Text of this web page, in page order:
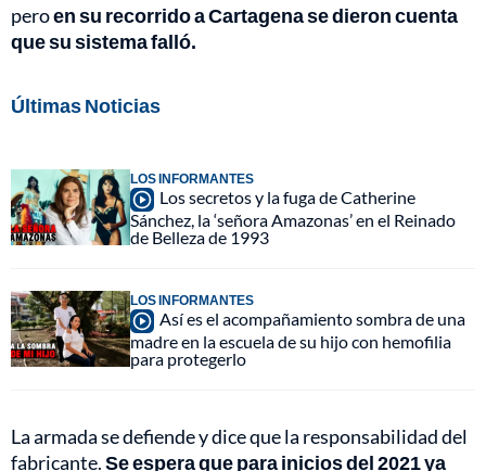
peroen su recorrido a Cartagena se dieron cuenta
que su sistema falló.
Últimas Noticias
LOS INFORMANTES
Los secretos y la fuga de Catherine
Sánchez, la ‘señora Amazonas’ en el Reinado
de Belleza de 1993
LOS INFORMANTES
Así es el acompañamiento sombra de una
madre en la escuela de su hijo con hemofilia
para protegerlo
La armada se defiende y dice que la responsabilidad del
fabricante.Se espera que para inicios del 2021 ya